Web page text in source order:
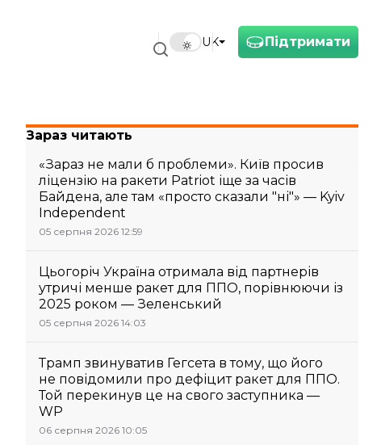
Підтримати
UK
Зараз читають
«Зараз не мали б проблеми». Київ просив
ліцензію на ракети Patriot іще за часів
Байдена, але там «просто сказали "ні"» — Kyiv
Independent
05 серпня 2026 12:59
Цьогоріч Україна отримала від партнерів
утричі менше ракет для ППО, порівнюючи із
2025 роком — Зеленський
05 серпня 2026 14:03
Трамп звинуватив Гегсета в тому, що його
не повідомили про дефіцит ракет для ППО.
Той перекинув це на свого заступника —
WP
06 серпня 2026 10:05